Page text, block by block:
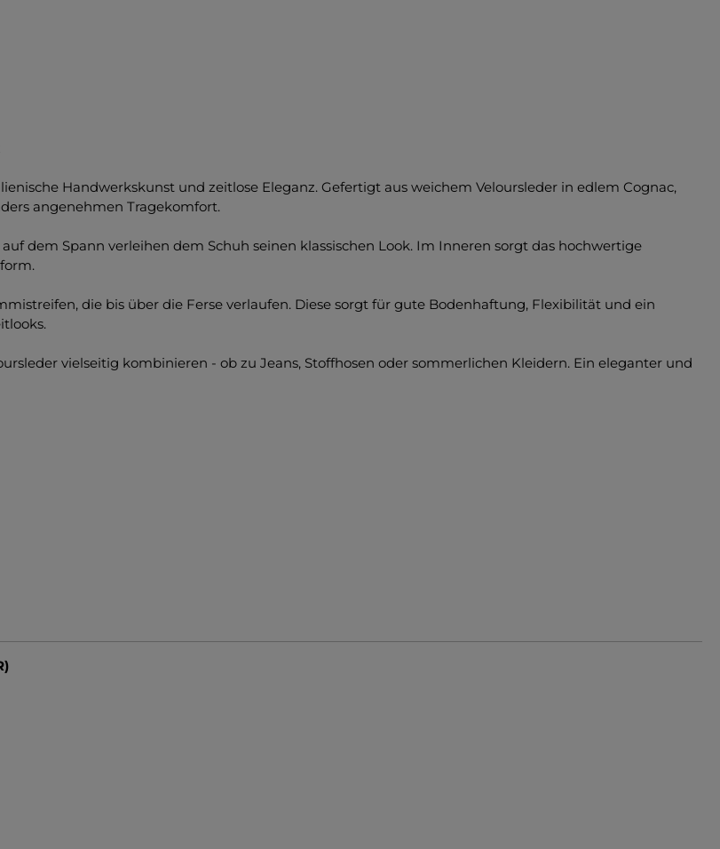
Handwerkskunst und zeitlose Eleganz. Gefertigt aus weichem Veloursleder in edlem Cognac,
angenehmen Tragekomfort.
dem Spann verleihen dem Schuh seinen klassischen Look. Im Inneren sorgt das hochwertige
die bis über die Ferse verlaufen. Diese sorgt für gute Bodenhaftung, Flexibilität und ein
vielseitig kombinieren - ob zu Jeans, Stoffhosen oder sommerlichen Kleidern. Ein eleganter und